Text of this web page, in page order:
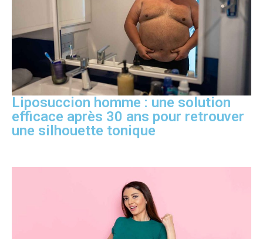
Liposuccion homme : une solution
efficace après 30 ans pour retrouver
une silhouette tonique